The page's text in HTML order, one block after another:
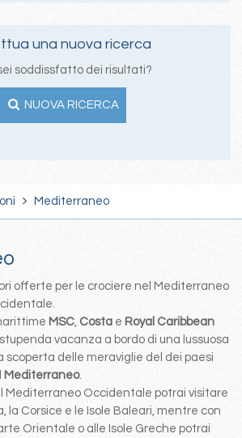
una nuova ricerca
soddissfatto dei risultati?
NUOVA RICERCA
Mediterraneo
offerte per le crociere nel Mediterraneo
MSC, Costa e Royal Caribbean
vacanza a bordo di una lussuosa
scoperta delle meraviglie del dei paesi
Mediterraneo.
Mediterraneo Occidentale potrai visitare
la Corsice e le Isole Baleari, mentre con
Orientale o alle Isole Greche potrai